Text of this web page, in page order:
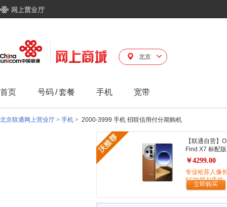
北京
首页 号码/套餐 手机 宽带
北京联通网上营业厅 > 手机 > 2000-3999 手机 招联信用付分期购机
【联通自营】
Find X7 标配版
￥4299.00
专业哈苏人像
5G拍照AI手机
立即购买